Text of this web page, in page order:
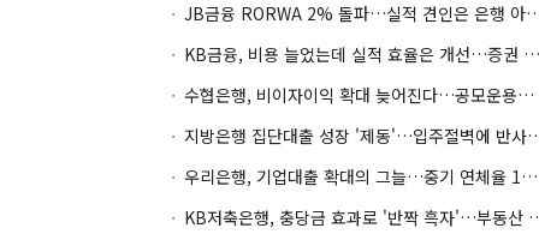
JB금융 RORWA 2% 돌파…실
KB금융, 비용 늘었는데 실적 효율은 개선…증권 호황 효과
수협은행, 비이자이익 확대 늦어진다…공모운용사 인가 연말로
지방은행 집단대출 성장 '
우리은행, 기업대출 확대의 그늘…중기 연체율 10년 만에 최고
KB저축은행, 충당금